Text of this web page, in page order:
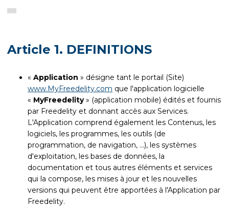
Article 1. DEFINITIONS
« Application » désigne tant le portail (Site)
www.MyFreedelity.com que l'application logicielle
« MyFreedelity» (application mobile) édités et fournis
par Freedelity et donnant accès aux Services.
L'Application comprend également les Contenus, les
logiciels, les programmes, les outils (de
programmation, de navigation, ...), les systèmes
d'exploitation, les bases de données, la
documentation et tous autres éléments et services
qui la compose, les mises à jour et les nouvelles
versions qui peuvent être apportées à l'Application par
Freedelity.